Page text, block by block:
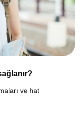
ve hat